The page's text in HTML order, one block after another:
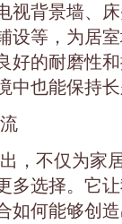
视背景墙、
设等，为居
好的耐磨性
中也能保持
，不仅为家
多选择。它
如何能够创